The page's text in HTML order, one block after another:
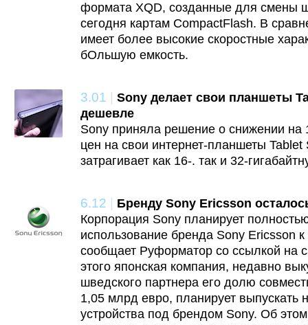
формата XQD, созданные для смены
сегодня картам CompactFlash. В
имеет более высокие скоростные
бОльшую емкость.
3.01 | Sony делает свои планшеты
дешевле
Sony приняла решение о снижении на
цен на свои интернет-планшеты
затрагивает как 16-. так и 32-
6.12 | Бренду Sony Ericsson
Корпорация Sony планирует
использование бренда Sony Ericsson
сообщает Руформатор со ссылкой на
этого японская компания, недавно
шведского партнера его долю
1,05 млрд евро, планирует выпускать
устройства под брендом Sony. Об